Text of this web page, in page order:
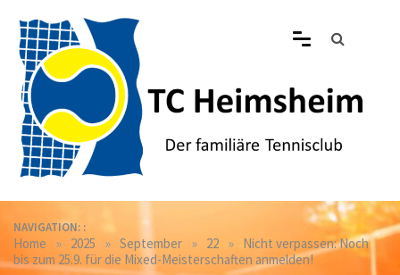
content
Tennisclub Heimsheim
NAVIGATION: :
Home » 2025 » September » 22 » Nicht verpassen: Noch
bis zum 25.9. für die Mixed-Meisterschaften anmelden!